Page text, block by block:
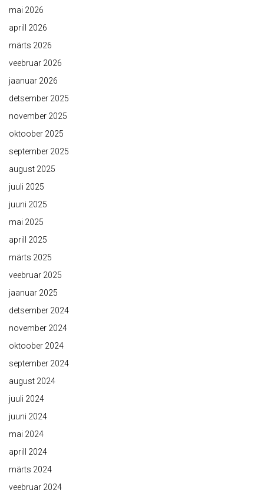
mai 2026
aprill 2026
märts 2026
veebruar 2026
jaanuar 2026
detsember 2025
november 2025
oktoober 2025
september 2025
august 2025
juuli 2025
juuni 2025
mai 2025
aprill 2025
märts 2025
veebruar 2025
jaanuar 2025
detsember 2024
november 2024
oktoober 2024
september 2024
august 2024
juuli 2024
juuni 2024
mai 2024
aprill 2024
märts 2024
veebruar 2024